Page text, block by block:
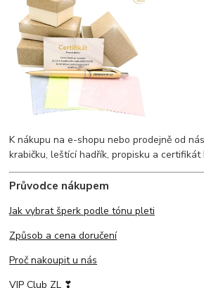
K nákupu na e-shopu nebo prodejně od
krabičku, leštící hadřík, propisku a certifikát
Průvodce nákupem
Jak vybrat šperk podle tónu pleti
Způsob a cena doručení
Proč nakoupit u nás
VIP Club ZL ❣